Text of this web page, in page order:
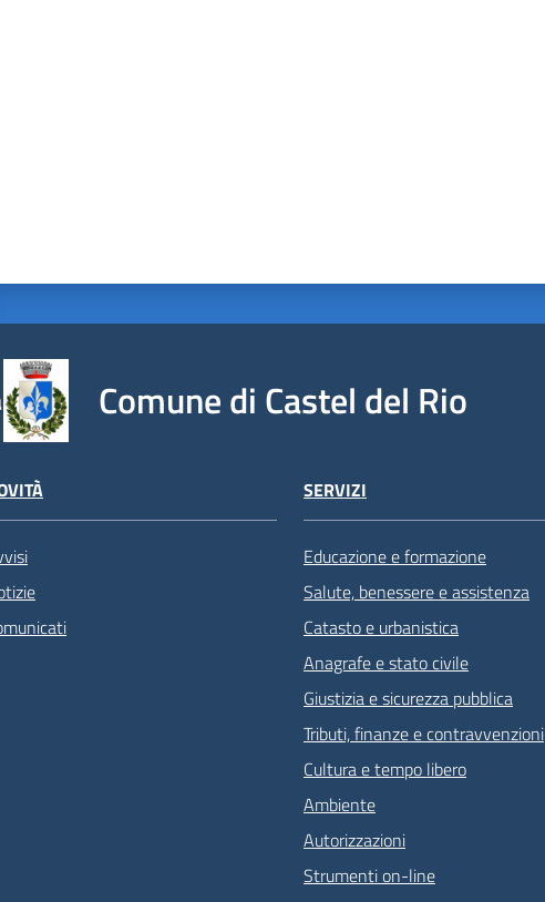
Comune di Castel del Rio
SERVIZI
Educazione e formazione
Salute, benessere e assistenza
Catasto e urbanistica
Anagrafe e stato civile
Giustizia e sicurezza pubblica
Tributi, finanze e contravvenzioni
Cultura e tempo libero
Ambiente
Autorizzazioni
Strumenti on-line